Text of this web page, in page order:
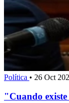
Política • 26 Oct
"Cuando existe